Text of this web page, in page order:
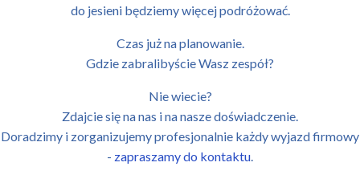
do jesieni będziemy więcej podróżować.
Czas już na planowanie.
Gdzie zabralibyście Wasz zespół?
Nie wiecie?
Zdajcie się na nas i na nasze doświadczenie.
Doradzimy i zorganizujemy profesjonalnie każdy wyjazd firmowy
- zapraszamy do kontaktu.